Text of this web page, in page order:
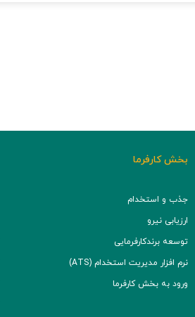
بخش کارفرما
جذب و استخدام
ارزیابی نیرو
توسعه برند‌کارفرمایی
نرم افزار مدیریت استخدام (ATS)
ورود به بخش کارفرما